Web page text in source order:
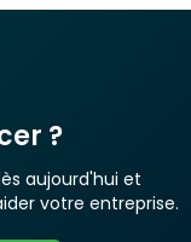
?
aujourd'hui et
votre entreprise.